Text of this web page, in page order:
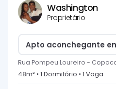
Washington
Proprietário
Apto aconchegante
Rua Pompeu Loureiro -
48m² • 1 Dormitório • 1 Vaga